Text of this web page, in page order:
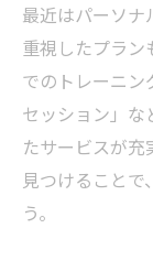
最近はパーソナ
重視したプラン
でのトレーニ
セッション」な
たサービスが充
見つけることで
う。